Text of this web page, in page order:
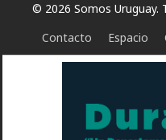
© 2026 Somos Uruguay.
Contacto
Espacio